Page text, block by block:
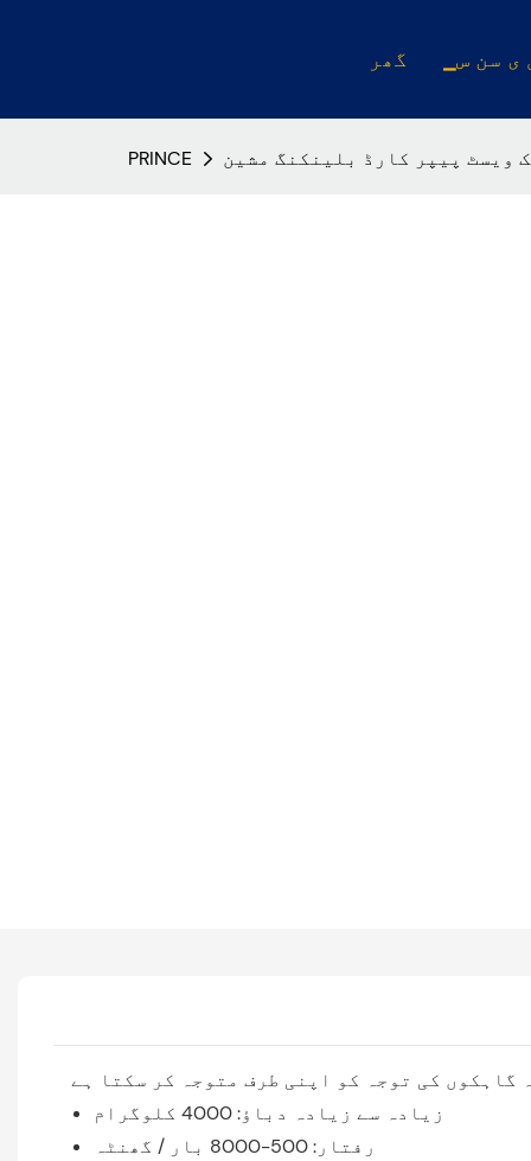
گھر ی سن س
PRINCE ویسٹ پیپر کارڈ بلینکنگ مشین
زیادہ سے زیادہ دباؤ: 4000 کلوگرام
رفتار: 500-8000 بار / گھنٹہ